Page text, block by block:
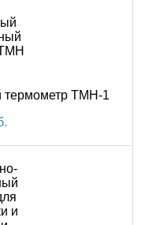
термометр ТМН-1